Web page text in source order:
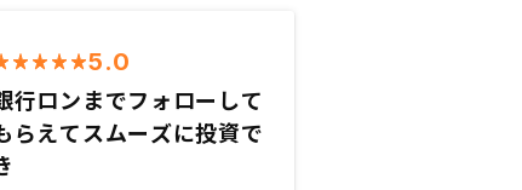
5.0
行ロンまでフォローして
らえてスムーズに投資で